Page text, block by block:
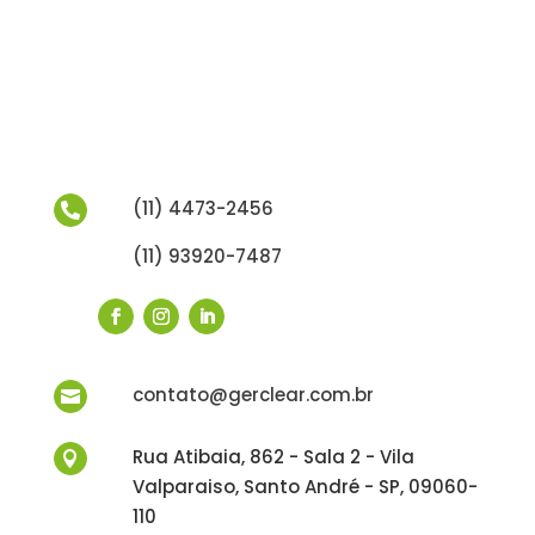

(11) 4473-2456
(11) 93920-7487
 contato@gerclear.com.br

Rua Atibaia, 862 - Sala 2 - Vila
Valparaiso, Santo André - SP, 09060-
110